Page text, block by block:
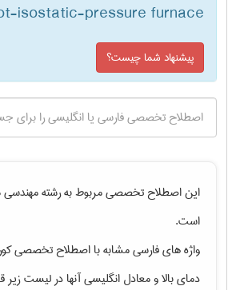
isostatic-pressure furnace
پیشنهاد شما چیست؟
این اصطلاح تخصصی مربوط به رشتهمهندسی
است.
واژه های فارسی مشابه با اصطلاح تخصصی
دمای بالاو معادل انگلیسی آنها در لیست